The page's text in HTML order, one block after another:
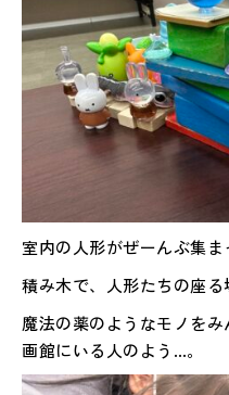
室内の人形がぜーんぶ集ま
積み木で、人形たちの座る
魔法の薬のようなモノを
画館にいる人のよう…。